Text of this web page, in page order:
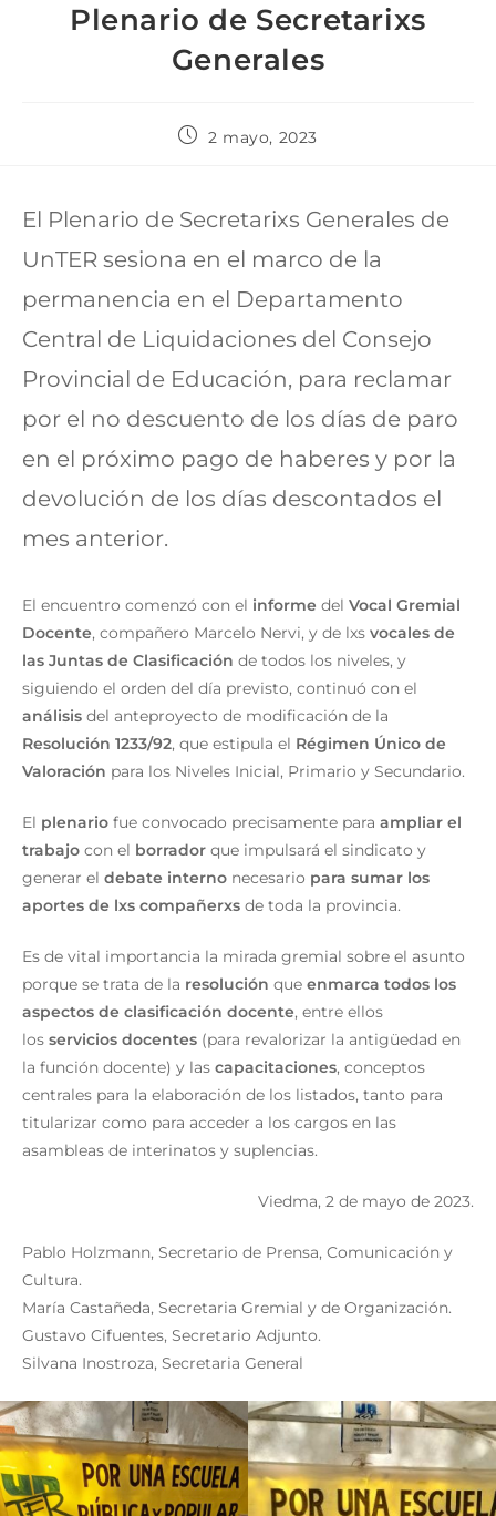
Plenario de Secretarixs
Generales
2 mayo, 2023
El Plenario de Secretarixs Generales de
UnTER sesiona en el marco de la
permanencia en el Departamento
Central de Liquidaciones del Consejo
Provincial de Educación, para reclamar
por el no descuento de los días de paro
en el próximo pago de haberes y por la
devolución de los días descontados el
mes anterior.
El encuentro comenzó con el informe del Vocal Gremial
Docente, compañero Marcelo Nervi, y de lxs vocales de
las Juntas de Clasificación de todos los niveles, y
siguiendo el orden del día previsto, continuó con el
análisis del anteproyecto de modificación de la
Resolución 1233/92, que estipula el Régimen Único de
Valoración para los Niveles Inicial, Primario y Secundario.
El plenario fue convocado precisamente para ampliar el
trabajo con el borrador que impulsará el sindicato y
generar el debate interno necesario para sumar los
aportes de lxs compañerxs de toda la provincia.
Es de vital importancia la mirada gremial sobre el asunto
porque se trata de la resolución que enmarca todos los
aspectos de clasificación docente, entre ellos
los servicios docentes (para revalorizar la antigüedad en
la función docente) y las capacitaciones, conceptos
centrales para la elaboración de los listados, tanto para
titularizar como para acceder a los cargos en las
asambleas de interinatos y suplencias.
Viedma, 2 de mayo de 2023.
Pablo Holzmann, Secretario de Prensa, Comunicación y
Cultura.
María Castañeda, Secretaria Gremial y de Organización.
Gustavo Cifuentes, Secretario Adjunto.
Silvana Inostroza, Secretaria General